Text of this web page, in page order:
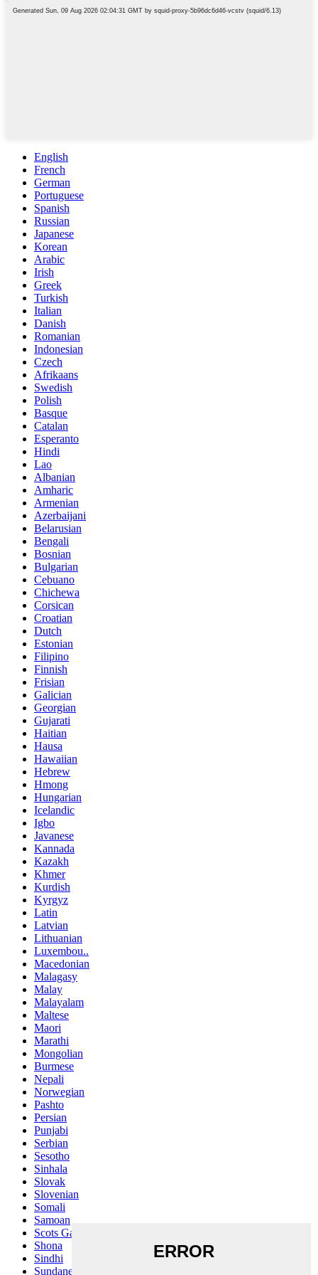
English
French
German
Portuguese
Spanish
Russian
Japanese
Korean
Arabic
Irish
Greek
Turkish
Italian
Danish
Romanian
Indonesian
Czech
Afrikaans
Swedish
Polish
Basque
Catalan
Esperanto
Hindi
Lao
Albanian
Amharic
Armenian
Azerbaijani
Belarusian
Bengali
Bosnian
Bulgarian
Cebuano
Chichewa
Corsican
Croatian
Dutch
Estonian
Filipino
Finnish
Frisian
Galician
Georgian
Gujarati
Haitian
Hausa
Hawaiian
Hebrew
Hmong
Hungarian
Icelandic
Igbo
Javanese
Kannada
Kazakh
Khmer
Kurdish
Kyrgyz
Latin
Latvian
Lithuanian
Luxembou..
Macedonian
Malagasy
Malay
Malayalam
Maltese
Maori
Marathi
Mongolian
Burmese
Nepali
Norwegian
Pashto
Persian
Punjabi
Serbian
Sesotho
Sinhala
Slovak
Slovenian
Somali
Samoan
Scots Gaelic
Shona
Sindhi
Sundanese